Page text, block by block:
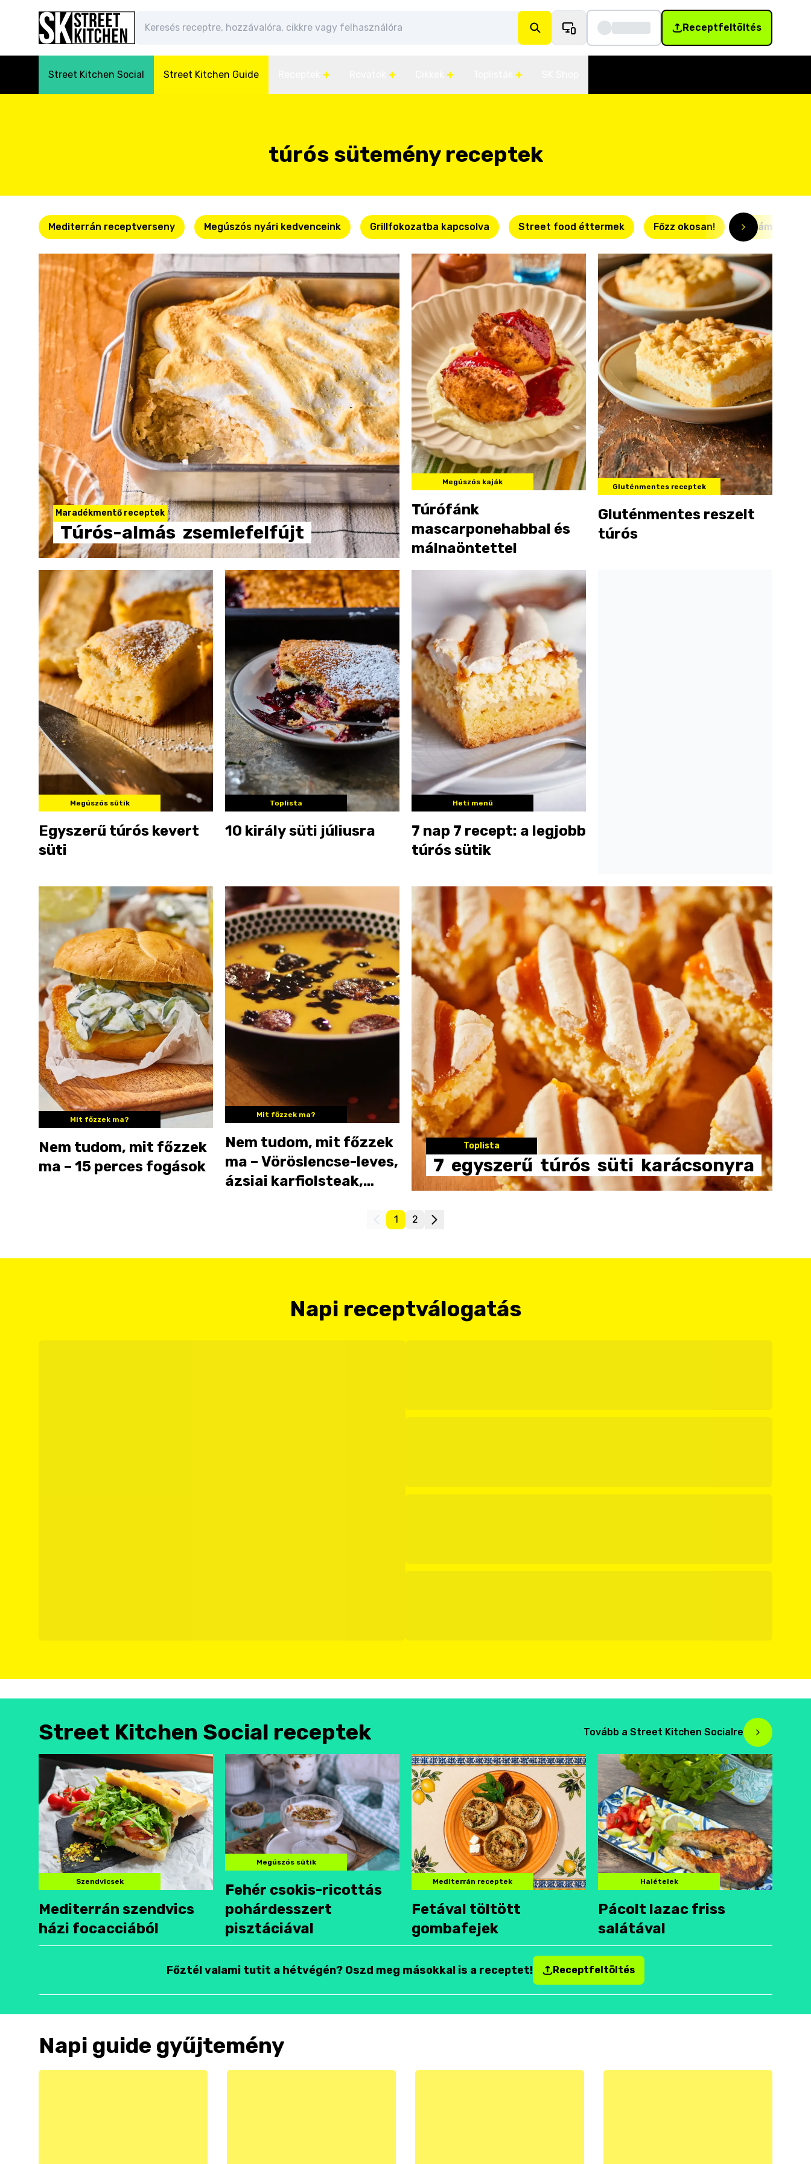
Receptfeltöltés
Street Kitchen Social Street Kitchen Guide
túrós sütemény receptek
Mediterrán receptverseny Megúszós nyári kedvenceink Grillfokozatba kapcsolva Street food éttermek Főzz okosan! Villámgyors
Maradékmentő receptek
Túrós-almás zsemlefelfújt
Megúszós kaják
Túrófánk
mascarponehabbal és
málnaöntettel
Gluténmentes receptek
Gluténmentes reszelt
túrós
Megúszós sütik
Egyszerű túrós kevert
süti
Toplista
10 király süti júliusra
Heti menü
7 nap 7 recept: a legjobb
túrós sütik
Mit főzzek ma?
Nem tudom, mit főzzek
ma – 15 perces fogások
Mit főzzek ma?
Nem tudom, mit főzzek
ma – Vöröslencse-leves,
ázsiai karfiolsteak,
Toplista
7 egyszerű túrós süti karácsonyra
1 2
Napi receptválogatás
Street Kitchen Social receptek Tovább a Street Kitchen Socialre
Szendvicsek
Mediterrán szendvics
házi focacciából
Megúszós sütik
Fehér csokis-ricottás
pohárdesszert
pisztáciával
Mediterrán receptek
Fetával töltött
gombafejek
Halételek
Pácolt lazac friss
salátával
Főztél valami tutit a hétvégén? Oszd meg másokkal is a receptet! Receptfeltöltés
Napi guide gyűjtemény